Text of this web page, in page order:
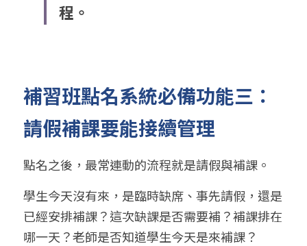
程。
補習班點名系統必備功能三：
請假補課要能接續管理
點名之後，最常連動的流程就是請假與補課。
學生今天沒有來，是臨時缺席、事先請假，還是
已經安排補課？這次缺課是否需要補？補課排在
哪一天？老師是否知道學生今天是來補課？